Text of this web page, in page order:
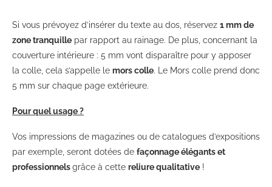
Si vous prévoyez d’insérer du texte au dos, réservez 1 mm de
zone tranquille par rapport au rainage. De plus, concernant la
couverture intérieure : 5 mm vont disparaître pour y apposer
la colle, cela s’appelle le mors colle. Le Mors colle prend donc
5 mm sur chaque page extérieure.
Pour quel usage ?
Vos impressions de magazines ou de catalogues d’expositions
par exemple, seront dotées de façonnage élégants et
professionnelsgrâce à cette reliure qualitative !